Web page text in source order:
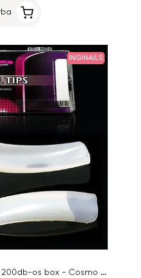
INGINAILS
Műköröm tipek Inginails, 200db-os box - Cosmo Square Natural, 1-10 mix